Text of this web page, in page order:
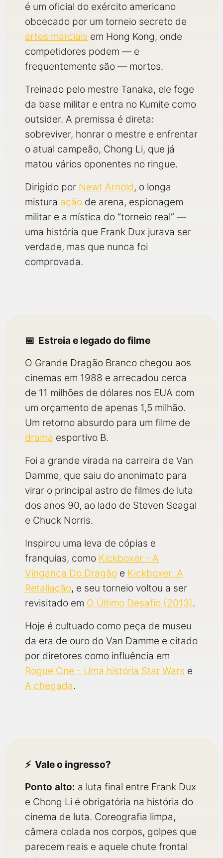
é um oficial do exército americano
obcecado por um torneio secreto de
artes marciais em Hong Kong, onde
competidores podem — e
frequentemente são — mortos.
Treinado pelo mestre Tanaka, ele foge
da base militar e entra no Kumite como
outsider. A premissa é direta:
sobreviver, honrar o mestre e enfrentar
o atual campeão, Chong Li, que já
matou vários oponentes no ringue.
Dirigido por Newt Arnold, o longa
mistura ação de arena, espionagem
militar e a mística do “torneio real” —
uma história que Frank Dux jurava ser
verdade, mas que nunca foi
comprovada.
Estreia e legado do filme
O Grande Dragão Branco chegou aos
cinemas em 1988 e arrecadou cerca
de 11 milhões de dólares nos EUA com
um orçamento de apenas 1,5 milhão.
Um retorno absurdo para um filme de
drama esportivo B.
Foi a grande virada na carreira de Van
Damme, que saiu do anonimato para
virar o principal astro de filmes de luta
dos anos 90, ao lado de Steven Seagal
e Chuck Norris.
Inspirou uma leva de cópias e
franquias, como Kickboxer - A
Vingança Do Dragão e Kickboxer: A
Retaliação, e seu torneio voltou a ser
revisitado em O Último Desafio (2013).
Hoje é cultuado como peça de museu
da era de ouro do Van Damme e citado
por diretores como influência em
Rogue One - Uma história Star Wars e
A chegada.
Vale o ingresso?
Ponto alto: a luta final entre Frank Dux
e Chong Li é obrigatória na história do
cinema de luta. Coreografia limpa,
câmera colada nos corpos, golpes que
parecem reais e aquele chute frontal